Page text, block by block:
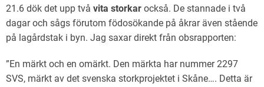
21.6 dök det upp två vita storkar också. De stannade i två
dagar och sågs förutom födosökande på åkrar även stående
på lagårdstak i byn. Jag saxar direkt från obsrapporten:
”En märkt och en omärkt. Den märkta har nummer 2297
SVS, märkt av det svenska storkprojektet i Skåne…. Detta är